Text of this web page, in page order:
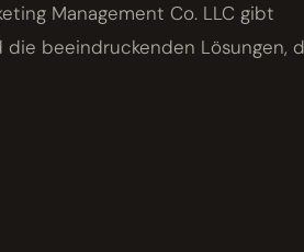
Management Co. LLC gibt
beeindruckenden Lösungen,